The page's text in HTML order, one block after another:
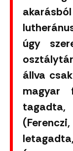
úgy
állva
magyar